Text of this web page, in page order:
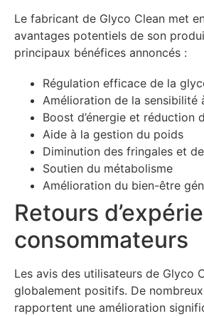
Le fabricant de Glyco Clean met
avantages potentiels de son
principaux bénéfices annoncés :
Régulation efficace de la
Amélioration de la sensibilité
Boost d’énergie et réduction
Aide à la gestion du poids
Diminution des fringales et
Soutien du métabolisme
Amélioration du bien-être
Retours
consommateurs
Les avis des utilisateurs de Glyco
globalement positifs. De
rapportent une amélioration